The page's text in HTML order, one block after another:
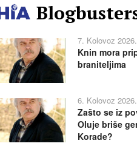
7. Kolovoz 2026.
Knin mora
braniteljima
6. Kolovoz 2026.
Zašto se iz
Oluje briše
Korade?